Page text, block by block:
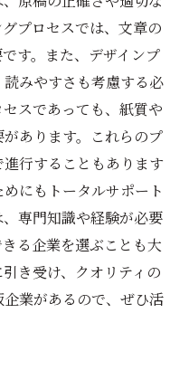
プロセスでは、文章の
す。また、デザインプ
みやすさも考慮する必
スであっても、紙質や
あります。これらのプ
行することもあります
にもトータルサポート
専門知識や経験が必要
る企業を選ぶことも大
き受け、クオリティの
業があるので、ぜひ活